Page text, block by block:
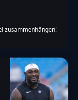
zusammenhängen!